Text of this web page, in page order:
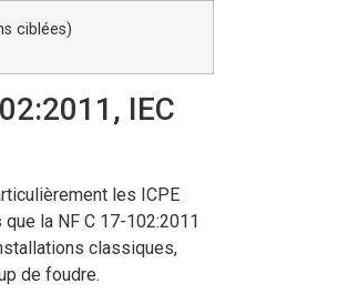
ciblées)
IEC
les ICPE
la NF C 17-102:2011
classiques,
de foudre.